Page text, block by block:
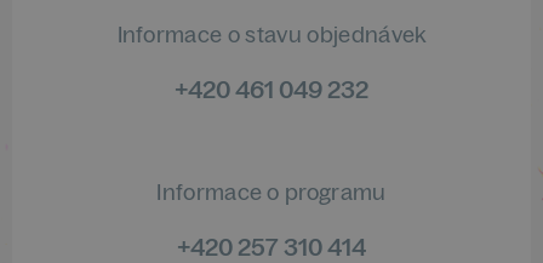
Informace o stavu objednávek
+420 461 049 232
Informace o programu
+420 257 310 414